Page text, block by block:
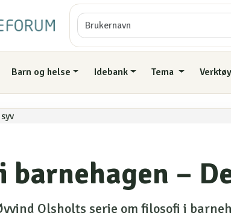
Barn og helse Idebank Tema Verktøy
barnehagen –
Olsholts serie om filosofi i